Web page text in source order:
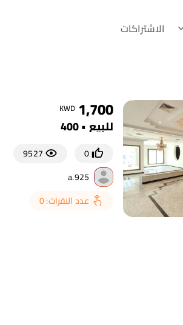
الاشتراكات
1,700
KWD
للبيع • 400
0
9527
a.925
عدد النقرات: 0